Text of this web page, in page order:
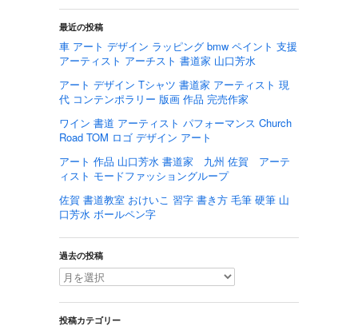
最近の投稿
車 アート デザイン ラッピング bmw ペイント 支援
アーティスト アーチスト 書道家 山口芳水
アート デザイン Tシャツ 書道家 アーティスト 現
代 コンテンポラリー 版画 作品 完売作家
ワイン 書道 アーティスト パフォーマンス Church
Road TOM ロゴ デザイン アート
アート 作品 山口芳水 書道家 九州 佐賀 アーテ
ィスト モードファッショングループ
佐賀 書道教室 おけいこ 習字 書き方 毛筆 硬筆 山
口芳水 ボールペン字
過去の投稿
投稿カテゴリー